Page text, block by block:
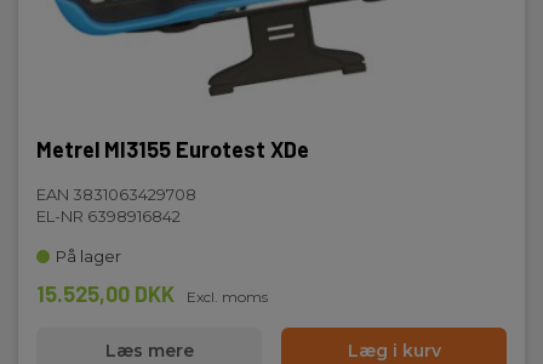
Metrel MI3155 Eurotest XDe
EAN 3831063429708
EL-NR 6398916842
På lager
15.525,00 DKK Excl. moms
Læs mere Læg i kurv